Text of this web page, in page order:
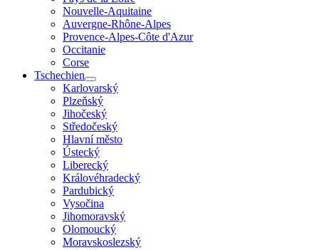
Nouvelle-Aquitaine
Auvergne-Rhône-Alpes
Provence-Alpes-Côte d'Azur
Occitanie
Corse
Tschechien
Karlovarský
Plzeňský
Jihočeský
Středočeský
Hlavní město
Ústecký
Liberecký
Královéhradecký
Pardubický
Vysočina
Jihomoravský
Olomoucký
Moravskoslezský